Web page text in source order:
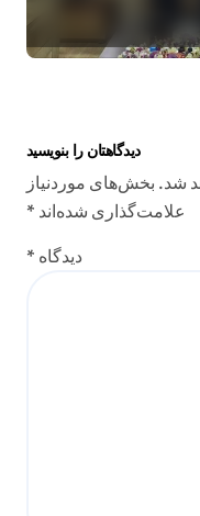
دیدگاهتان را بنویسید
شد. بخش‌های موردنیاز
علامت‌گذاری شده‌اند *
دیدگاه *